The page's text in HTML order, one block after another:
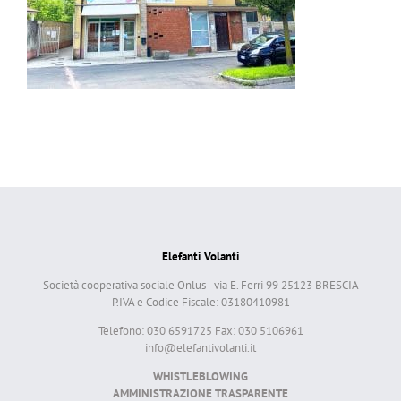
Elefanti Volanti
Società cooperativa sociale Onlus - via E. Ferri 99 25123 BRESCIA
P.IVA e Codice Fiscale: 03180410981
Telefono: 030 6591725 Fax: 030 5106961
info@elefantivolanti.it
WHISTLEBLOWING
AMMINISTRAZIONE TRASPARENTE